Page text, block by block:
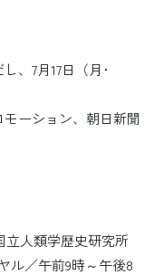
、7月17日（月･
ーション、朝日新聞
立人類学歴史研究所
ル／午前9時～午後8